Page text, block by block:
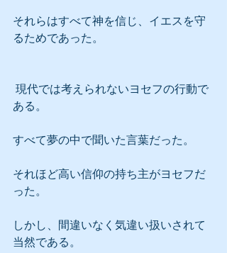
それらはすべて神を信じ、イエスを守
るためであった。
ある。
すべて夢の中で聞いた言葉だった。
それほど高い信仰の持ち主がヨセフだ
った。
しかし、間違いなく気違い扱いされて
当然である。